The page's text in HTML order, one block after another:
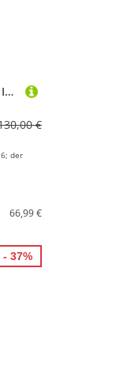
Roxy Snowboardhose Banky Ice 10K
€
der
66,99 €
- 37%